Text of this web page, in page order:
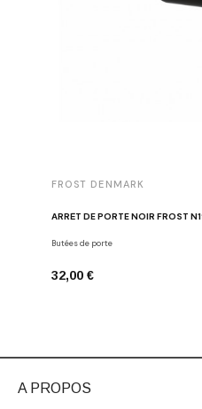
FROST DENMARK
ARRÊT DE PORTE NOIR FROST
Butées de porte
32,00 €
A PROPOS